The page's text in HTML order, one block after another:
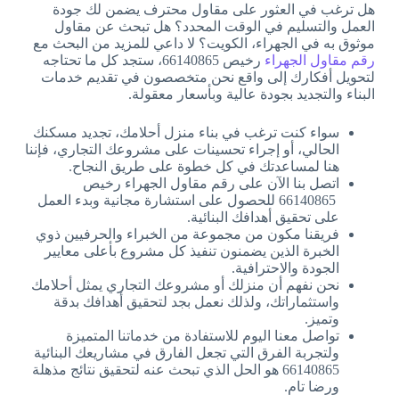
هل ترغب في العثور على مقاول محترف يضمن لك جودة
العمل والتسليم في الوقت المحدد؟ هل تبحث عن مقاول
موثوق به في الجهراء، الكويت؟ لا داعي للمزيد من البحث مع
رقم مقاول الجهراء
رخيص 66140865، ستجد كل ما تحتاجه
لتحويل أفكارك إلى واقع نحن متخصصون في تقديم خدمات
البناء والتجديد بجودة عالية وبأسعار معقولة.
سواء كنت ترغب في بناء منزل أحلامك، تجديد مسكنك
الحالي، أو إجراء تحسينات على مشروعك التجاري، فإننا
هنا لمساعدتك في كل خطوة على طريق النجاح.
اتصل بنا الآن على رقم مقاول الجهراء رخيص
66140865 للحصول على استشارة مجانية وبدء العمل
على تحقيق أهدافك البنائية.
فريقنا مكون من مجموعة من الخبراء والحرفيين ذوي
الخبرة الذين يضمنون تنفيذ كل مشروع بأعلى معايير
الجودة والاحترافية.
نحن نفهم أن منزلك أو مشروعك التجاري يمثل أحلامك
واستثماراتك، ولذلك نعمل بجد لتحقيق أهدافك بدقة
وتميز.
تواصل معنا اليوم للاستفادة من خدماتنا المتميزة
ولتجربة الفرق التي تجعل الفارق في مشاريعك البنائية
66140865 هو الحل الذي تبحث عنه لتحقيق نتائج مذهلة
ورضا تام.